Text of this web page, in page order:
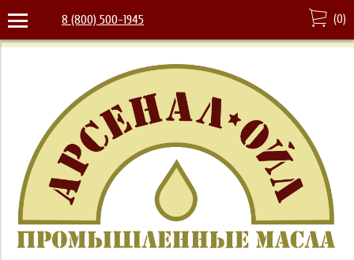
8 (800) 500-1945 (0)